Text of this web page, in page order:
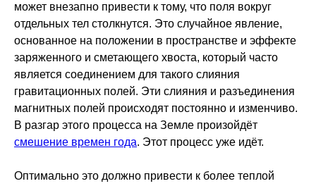
может внезапно привести к тому, что поля вокруг
отдельных тел столкнутся. Это случайное явление,
основанное на положении в пространстве и эффекте
заряженного и сметающего хвоста, который часто
является соединением для такого слияния
гравитационных полей. Эти слияния и разъединения
магнитных полей происходят постоянно и изменчиво.
В разгар этого процесса на Земле произойдёт
смешение времен года. Этот процесс уже идёт.
Оптимально это должно привести к более теплой